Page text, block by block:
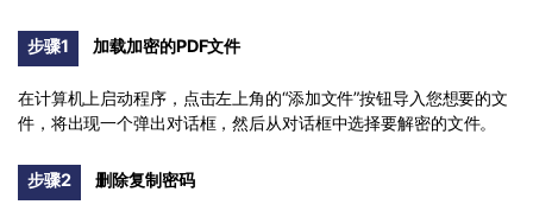
步骤1 加载加密的PDF文件
在计算机上启动程序，点击左上角的“添加文件”按钮导入您想要的文
件，将出现一个弹出对话框，然后从对话框中选择要解密的文件。
步骤2 删除复制密码